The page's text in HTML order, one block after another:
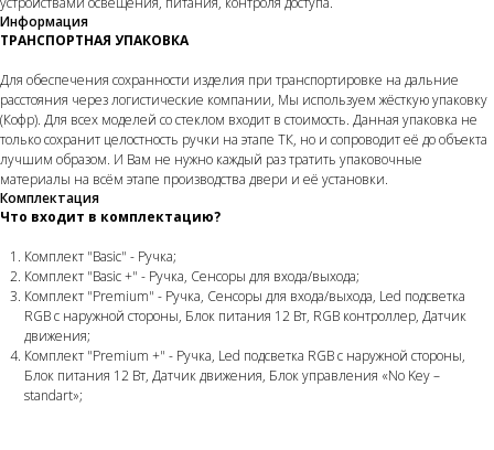
Информация
ТРАНСПОРТНАЯ УПАКОВКА
Для обеспечения сохранности изделия при транспортировке на дальние
расстояния через логистические компании, Мы используем жёсткую упаковку
(Кофр). Для всех моделей со стеклом входит в стоимость. Данная упаковка не
только сохранит целостность ручки на этапе ТК, но и сопроводит её до объекта
лучшим образом. И Вам не нужно каждый раз тратить упаковочные
материалы на всём этапе производства двери и её установки.
Комплектация
Что входит в комплектацию?
Комплект "Basic" - Ручка;
Комплект "Basic +" - Ручка, Сенсоры для входа/выхода;
Комплект "Premium" - Ручка, Сенсоры для входа/выхода, Led подсветка
RGB с наружной стороны, Блок питания 12 Вт, RGB контроллер, Датчик
движения;
Комплект "Premium +" - Ручка, Led подсветка RGB с наружной стороны,
Блок питания 12 Вт, Датчик движения, Блок управления «No Key –
standart»;